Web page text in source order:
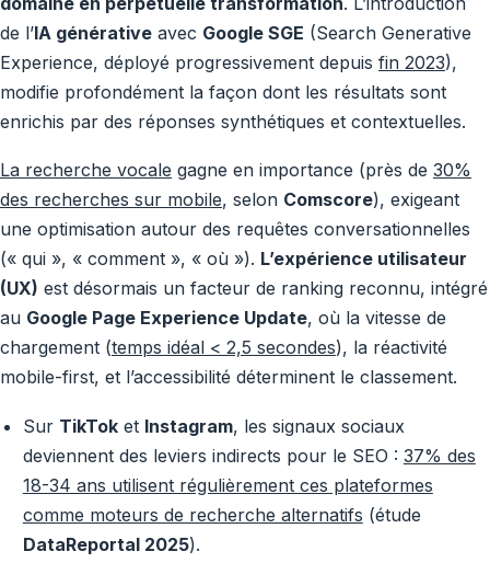
de l’IA générative avec Google SGE (Search Generative
Experience, déployé progressivement depuis fin 2023),
modifie profondément la façon dont les résultats sont
enrichis par des réponses synthétiques et contextuelles.
La recherche vocale gagne en importance (près de 30%
des recherches sur mobile, selon Comscore), exigeant
une optimisation autour des requêtes conversationnelles
(« qui », « comment », « où »). L’expérience utilisateur
(UX) est désormais un facteur de ranking reconnu, intégré
au Google Page Experience Update, où la vitesse de
chargement (temps idéal < 2,5 secondes), la réactivité
mobile-first, et l’accessibilité déterminent le classement.
Sur TikToket Instagram, les signaux sociaux
deviennent des leviers indirects pour le SEO : 37% des
18-34 ans utilisent régulièrement ces plateformes
comme moteurs de recherche alternatifs (étude
DataReportal 2025).